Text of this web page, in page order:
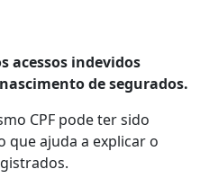
acessos indevidos
de segurados.
CPF pode ter sido
que ajuda a explicar o